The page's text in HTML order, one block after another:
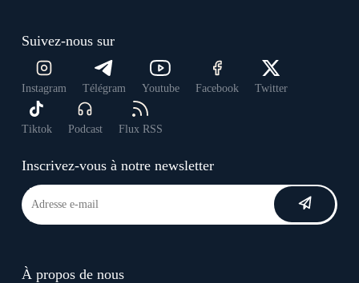
Suivez-nous sur
Instagram Télégram Youtube Facebook Twitter
Tiktok Podcast Flux RSS
Inscrivez-vous à notre newsletter
À propos de nous